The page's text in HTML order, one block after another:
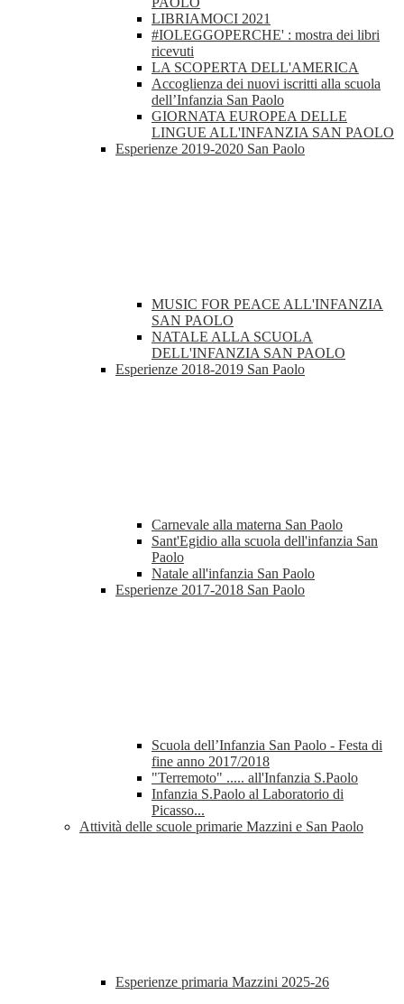
LIBRIAMOCI 2021
#IOLEGGOPERCHE' : mostra dei libri
ricevuti
LA SCOPERTA DELL'AMERICA
Accoglienza dei nuovi iscritti alla scuola
dell’Infanzia San Paolo
GIORNATA EUROPEA DELLE
LINGUE ALL'INFANZIA SAN PAOLO
Esperienze 2019-2020 San Paolo
MUSIC FOR PEACE ALL'INFANZIA
SAN PAOLO
NATALE ALLA SCUOLA
DELL'INFANZIA SAN PAOLO
Esperienze 2018-2019 San Paolo
Carnevale alla materna San Paolo
Sant'Egidio alla scuola dell'infanzia San
Paolo
Natale all'infanzia San Paolo
Esperienze 2017-2018 San Paolo
Scuola dell’Infanzia San Paolo - Festa di
fine anno 2017/2018
"Terremoto" ..... all'Infanzia S.Paolo
Infanzia S.Paolo al Laboratorio di
Picasso...
Attività delle scuole primarie Mazzini e San Paolo
Esperienze primaria Mazzini 2025-26